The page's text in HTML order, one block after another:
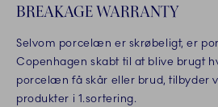
BREAKAGE WARRANTY
Selvom porcelæn er skrøbeligt, er
Copenhagen skabt til at blive brugt
porcelæn få skår eller brud, tilbyder
produkter i 1.sortering.